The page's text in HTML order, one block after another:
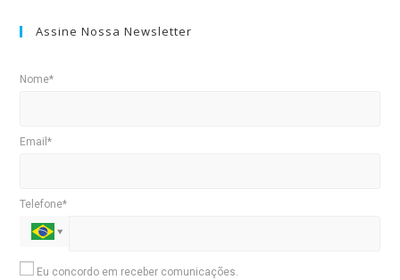
Assine Nossa Newsletter
Nome*
Email*
Telefone*
Eu concordo em receber comunicações.